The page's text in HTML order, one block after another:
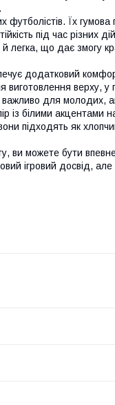
футболістів. Їх
під час різних
й легка, що дає змогу
додатковий
виготовлення верху, у
для молодих,
із білими акцентами
підходять як
ви можете бути
ігровий досвід, але